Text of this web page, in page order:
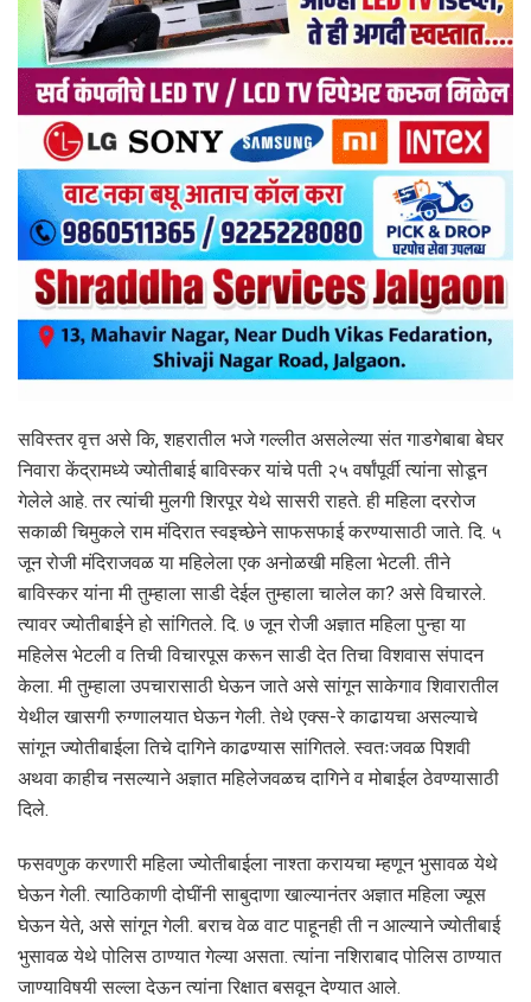
सविस्तर वृत्त असे कि, शहरातील भजे गल्लीत असलेल्या संत गाडगेबाबा बेघर
निवारा केंद्रामध्ये ज्योतीबाई बाविस्कर यांचे पती २५ वर्षांपूर्वी त्यांना सोडून
गेलेले आहे. तर त्यांची मुलगी शिरपूर येथे सासरी राहते. ही महिला दररोज
सकाळी चिमुकले राम मंदिरात स्वइच्छेने साफसफाई करण्यासाठी जाते. दि. ५
जून रोजी मंदिराजवळ या महिलेला एक अनोळखी महिला भेटली. तीने
बाविस्कर यांना मी तुम्हाला साडी देईल तुम्हाला चालेल का? असे विचारले.
त्यावर ज्योतीबाईने हो सांगितले. दि. ७ जून रोजी अज्ञात महिला पुन्हा या
महिलेस भेटली व तिची विचारपूस करून साडी देत तिचा विशवास संपादन
केला. मी तुम्हाला उपचारासाठी घेऊन जाते असे सांगून साकेगाव शिवारातील
येथील खासगी रुग्णालयात घेऊन गेली. तेथे एक्स-रे काढायचा असल्याचे
सांगून ज्योतीबाईला तिचे दागिने काढण्यास सांगितले. स्वतःजवळ पिशवी
अथवा काहीच नसल्याने अज्ञात महिलेजवळच दागिने व मोबाईल ठेवण्यासाठी
दिले.
फसवणुक करणारी महिला ज्योतीबाईला नाश्ता करायचा म्हणून भुसावळ येथे
घेऊन गेली. त्याठिकाणी दोघींनी साबुदाणा खाल्यानंतर अज्ञात महिला ज्यूस
घेऊन येते, असे सांगून गेली. बराच वेळ वाट पाहूनही ती न आल्याने ज्योतीबाई
भुसावळ येथे पोलिस ठाण्यात गेल्या असता. त्यांना नशिराबाद पोलिस ठाण्यात
जाण्याविषयी सल्ला देऊन त्यांना रिक्षात बसवून देण्यात आले.